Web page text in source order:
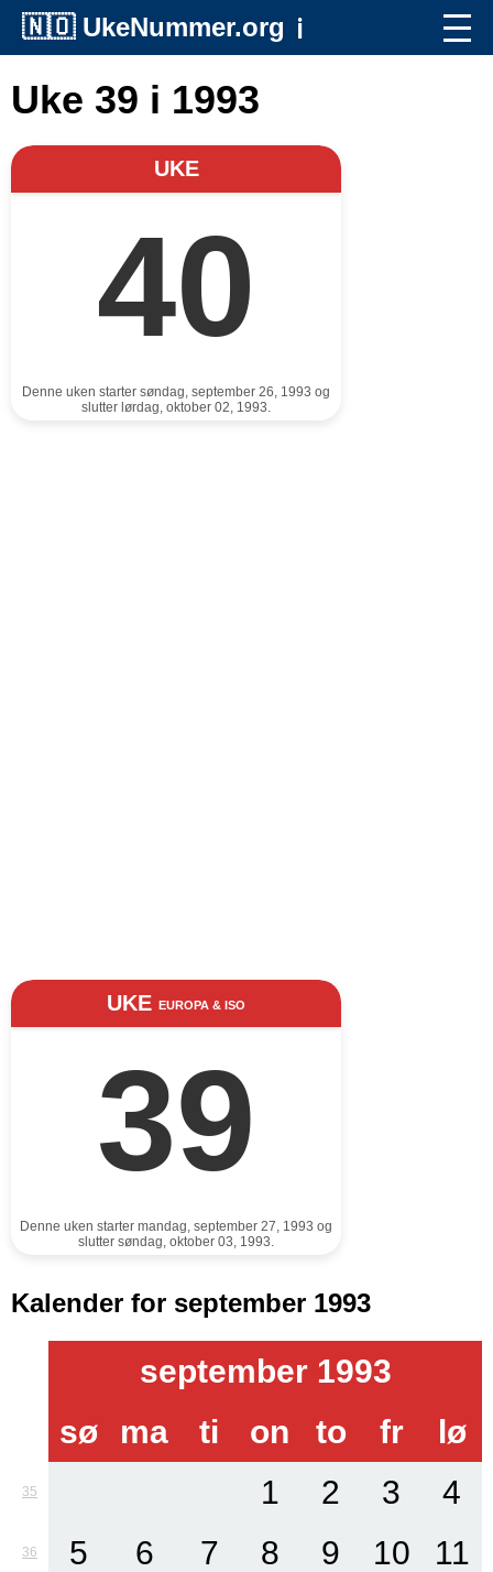
🇳🇴 UkeNummer.org ℹ️
Uke 39 i 1993
UKE
40
Denne uken starter søndag, september 26, 1993 og
slutter lørdag, oktober 02, 1993.
UKE EUROPA & ISO
39
Denne uken starter mandag, september 27, 1993 og
slutter søndag, oktober 03, 1993.
Kalender for september 1993
september 1993
sø
ma ti on to fr lø
35 1 2 3 4
36 5 6 7 8 9 10 11